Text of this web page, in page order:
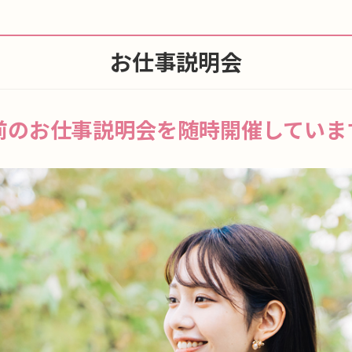
お仕事説明会
のお仕事説明会を随時開催していま